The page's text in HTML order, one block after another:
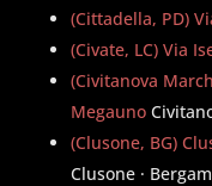
(Cittadella, PD)
(Civate, LC) Via
(Civitanova
Megauno
(Clusone, BG)
Clusone ·